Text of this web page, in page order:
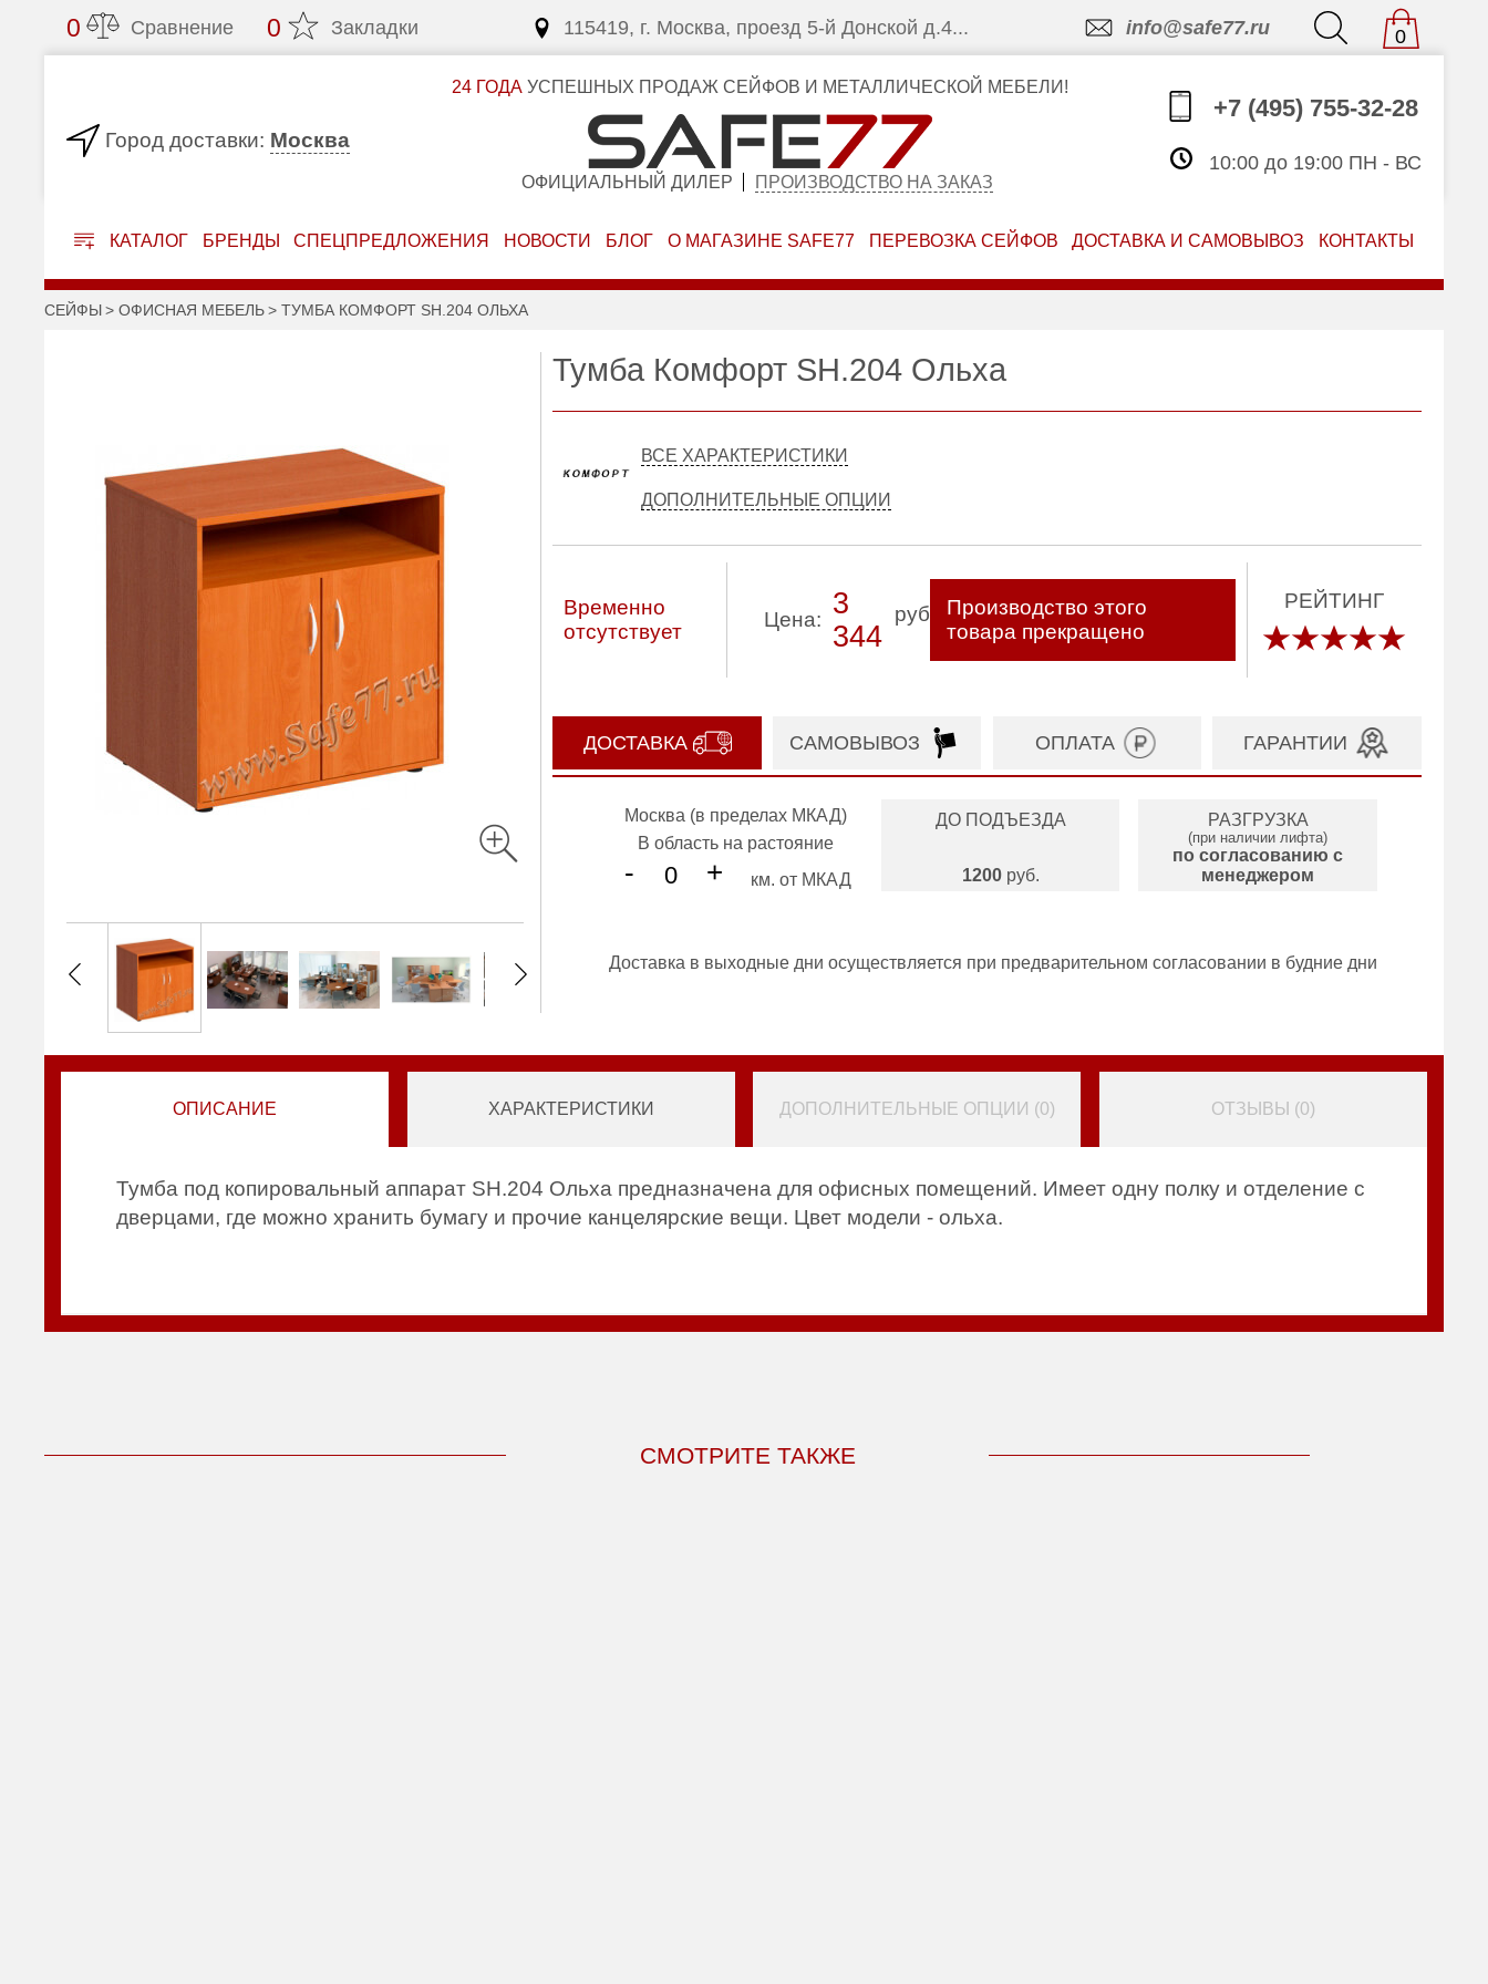
0 Сравнение 0 Закладки 115419, г. Москва, проезд 5-й Донской д.4... info@safe77.ru 0
Город доставки: Москва
24 ГОДАУСПЕШНЫХ ПРОДАЖ СЕЙФОВ И МЕТАЛЛИЧЕСКОЙ МЕБЕЛИ!
ОФИЦИАЛЬНЫЙ ДИЛЕР ПРОИЗВОДСТВО НА ЗАКАЗ
+7 (495) 755-32-28
10:00 до 19:00 ПН - ВС
КАТАЛОГ БРЕНДЫ СПЕЦПРЕДЛОЖЕНИЯ НОВОСТИ БЛОГ О МАГАЗИНЕ SAFE77 ПЕРЕВОЗКА СЕЙФОВ ДОСТАВКА И САМОВЫВОЗ КОНТАКТЫ
СЕЙФЫ ОФИСНАЯ МЕБЕЛЬ ТУМБА КОМФОРТ SH.204 ОЛЬХА
Тумба Комфорт SH.204 Ольха
ВСЕ ХАРАКТЕРИСТИКИ
ДОПОЛНИТЕЛЬНЫЕ ОПЦИИ
Временно
отсутствует
Цена: 3
344
руб
Производство этого
товара прекращено
РЕЙТИНГ
ДОСТАВКА САМОВЫВОЗ ОПЛАТА ГАРАНТИИ
Москва (в пределах МКАД)
В область на растояние
- + км. от МКАД
ДО ПОДЪЕЗДА
1200 руб.
РАЗГРУЗКА
(при наличии лифта)
по согласованию с
менеджером
Доставка в выходные дни осуществляется при предварительном согласовании в будние дни
ОПИСАНИЕ ХАРАКТЕРИСТИКИ ДОПОЛНИТЕЛЬНЫЕ ОПЦИИ (0) ОТЗЫВЫ (0)
Тумба под копировальный аппарат SH.204 Ольха предназначена для офисных помещений. Имеет одну полку и отделение с
дверцами, где можно хранить бумагу и прочие канцелярские вещи. Цвет модели - ольха.
СМОТРИТЕ ТАКЖЕ